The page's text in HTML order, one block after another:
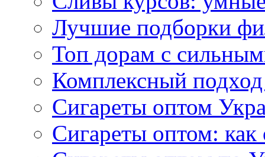
Лучшие подборки
Топ дорам с
Комплексный
Сигареты оптом
Сигареты оптом: как